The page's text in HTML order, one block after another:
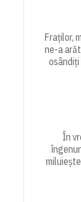
Fraților,
ne-a
În